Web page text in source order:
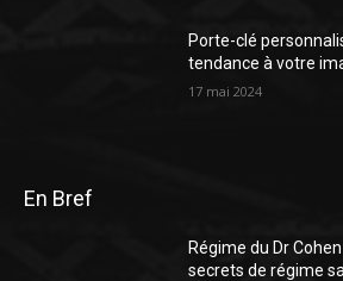
Porte-clé
tendance à votre
17 mai 2024
En Bref
Régime du Dr
secrets de régime